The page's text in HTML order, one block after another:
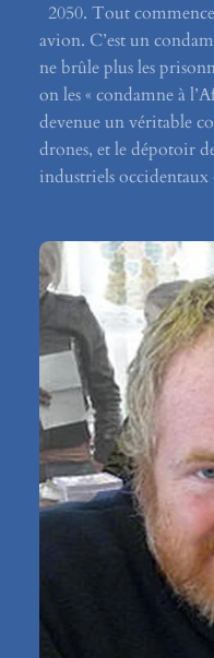
2050. Tout
avion. C’est un
ne brûle plus les
on les « condamne à
devenue un véritable
drones, et le dépotoir
industriels